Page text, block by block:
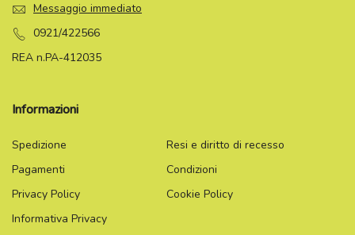
Messaggio immediato
0921/422566
REA n.PA-412035
Informazioni
Spedizione
Resi e diritto di recesso
Pagamenti
Condizioni
Privacy Policy
Cookie Policy
Informativa Privacy